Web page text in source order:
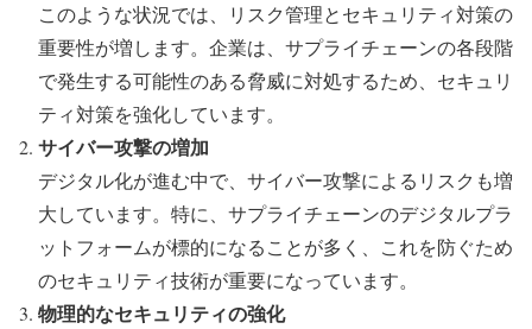
このような状況では、リスク管理とセキュリティ対策の
重要性が増します。企業は、サプライチェーンの各段階
で発生する可能性のある脅威に対処するため、セキュリ
ティ対策を強化しています。
サイバー攻撃の増加
デジタル化が進む中で、サイバー攻撃によるリスクも増
大しています。特に、サプライチェーンのデジタルプラ
ットフォームが標的になることが多く、これを防ぐため
のセキュリティ技術が重要になっています。
物理的なセキュリティの強化